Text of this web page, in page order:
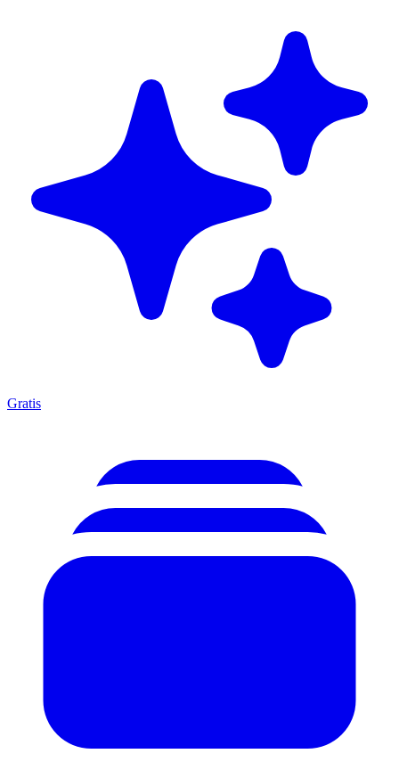
Gratis